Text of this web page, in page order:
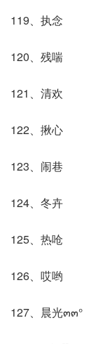
119、执念
120、残喘
121、清欢
122、揪心
123、闹巷
124、冬卉
125、热呛
126、哎哟
127、晨光๓๓°